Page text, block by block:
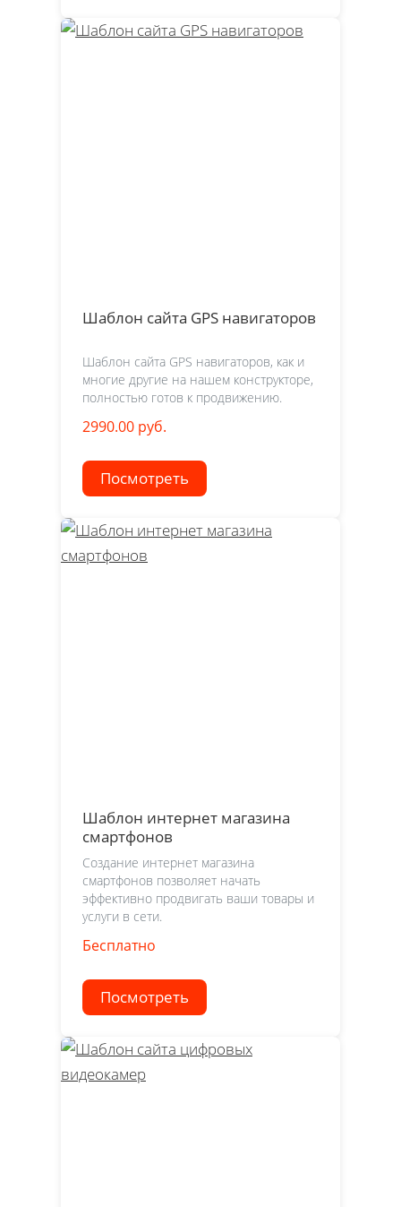
Шаблон сайта GPS навигаторов
Шаблон сайта GPS навигаторов, как и
многие другие на нашем конструкторе,
полностью готов к продвижению.
2990.00 руб.
Посмотреть
Шаблон интернет магазина
смартфонов
Создание интернет магазина
смартфонов позволяет начать
эффективно продвигать ваши товары и
услуги в сети.
Бесплатно
Посмотреть